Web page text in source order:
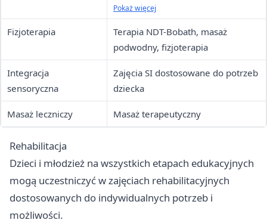
rehabilitacja podstawowa
Pokaż więcej
Fizjoterapia
Terapia NDT-Bobath, masaż
podwodny, fizjoterapia
Integracja
sensoryczna
Zajęcia SI dostosowane do potrzeb
dziecka
Masaż leczniczy Masaż terapeutyczny
Rehabilitacja
Dzieci i młodzież na wszystkich etapach edukacyjnych
mogą uczestniczyć w zajęciach rehabilitacyjnych
dostosowanych do indywidualnych potrzeb i
możliwości.